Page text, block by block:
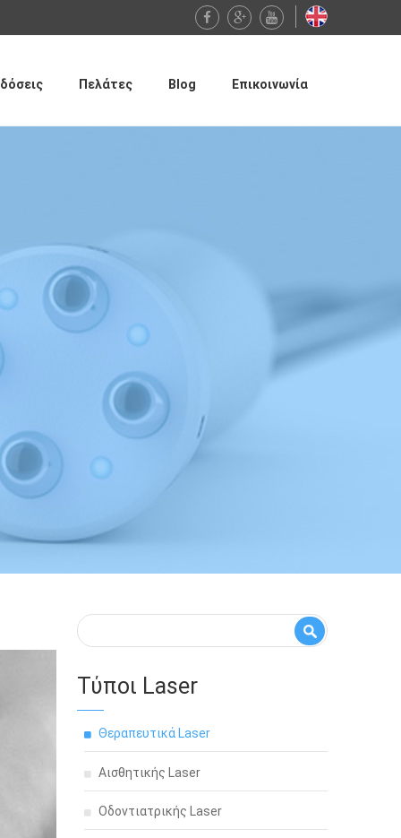
Πελάτες Blog Επικοινωνία
Φόρμα αναζήτησης
Αναζήτηση
Τύποι Laser
Θεραπευτικά Laser
Αισθητικής Laser
Οδοντιατρικής Laser